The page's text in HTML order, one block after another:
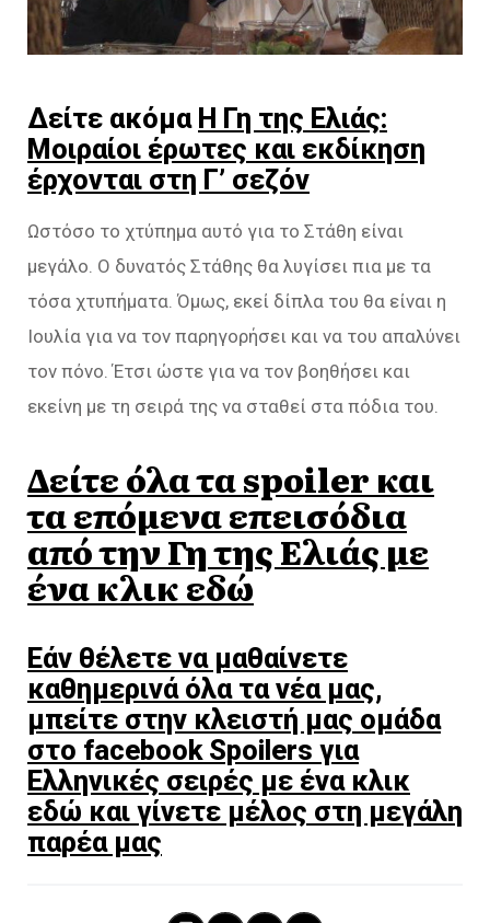
Δείτε ακόμα Η Γη της Ελιάς:
Μοιραίοι έρωτες και εκδίκηση
έρχονται στη Γ’ σεζόν
Ωστόσο το χτύπημα αυτό για το Στάθη είναι
μεγάλο. Ο δυνατός Στάθης θα λυγίσει πια με τα
τόσα χτυπήματα. Όμως, εκεί δίπλα του θα είναι η
Ιουλία για να τον παρηγορήσει και να του απαλύνει
τον πόνο. Έτσι ώστε για να τον βοηθήσει και
εκείνη με τη σειρά της να σταθεί στα πόδια του.
Δείτε όλα τα spoiler και
τα επόμενα επεισόδια
από την Γη της Ελιάς με
ένα κλικ εδώ
Εάν θέλετε να μαθαίνετε
καθημερινά όλα τα νέα μας,
μπείτε στην κλειστή μας ομάδα
στο facebook Spoilers για
Ελληνικές σειρές με ένα κλικ
εδώ και γίνετε μέλος στη μεγάλη
παρέα μας